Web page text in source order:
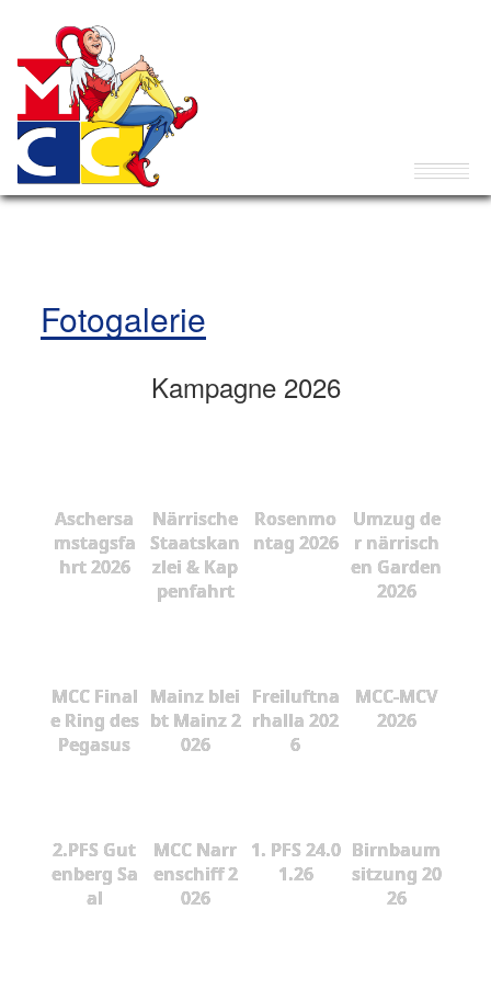
Fotogalerie
Kampagne 2026
Aschersa
mstagsfa
hrt 2026
Närrische
Staatskan
zlei & Kap
penfahrt
Rosenmo
ntag 2026
Umzug de
r närrisch
en Garden
2026
MCC Final
e Ring des
Pegasus
Mainz blei
bt Mainz 2
026
Freiluftna
rhalla 202
6
MCC-MCV
2026
2.PFS Gut
enberg Sa
al
MCC Narr
enschiff 2
026
1. PFS 24.0
1.26
Birnbaum
sitzung 20
26